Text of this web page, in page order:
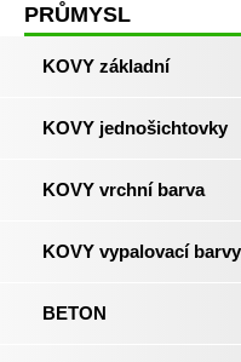
PRŮMYSL
KOVY základní
KOVY jednošichtovky
KOVY vrchní barva
KOVY vypalovací barvy
BETON